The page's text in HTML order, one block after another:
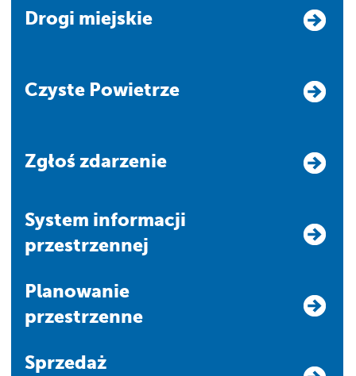
Drogi miejskie
Czyste Powietrze
Zgłoś zdarzenie
system informacji
przestrzennej
Planowanie
przestrzenne
Sprzedaż